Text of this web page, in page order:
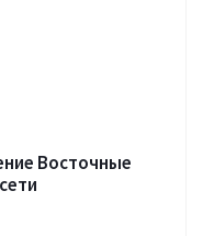
Восточные